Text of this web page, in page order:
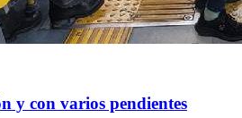
y con varios pendientes